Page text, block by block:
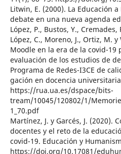
Litwin, E. (2000). La Educación
debate en una nueva agenda
López, P., Bustos, Y., Cremades,
López, C., Moreno, J., Ortiz, M.
Moodle en la era de la covid-19
evaluación de los estudios de
Programa de Redes-I3CE de
gación en docencia
https://rua.ua.es/dspace/bits-
tream/10045/120802/1/
1_70.pdf
Martínez, J. y Garcés, J. (2020).
docentes y el reto de la
covid-19. Educación y
https://doi.org/10.17081/